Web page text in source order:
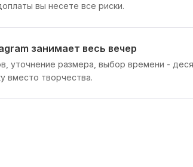
вы несете все риски.
занимает весь вечер
уточнение размера, выбор времени -
вместо творчества.